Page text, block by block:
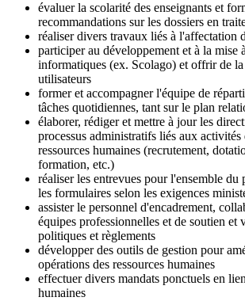
évaluer la scolarité des enseignants et
recommandations sur les dossiers en
réaliser divers travaux liés à l'affectation
participer au développement et à la mise
informatiques (ex. Scolago) et offrir de
utilisateurs
former et accompagner l'équipe de
tâches quotidiennes, tant sur le plan
élaborer, rédiger et mettre à jour les
processus administratifs liés aux activités
ressources humaines (recrutement,
formation, etc.)
réaliser les entrevues pour l'ensemble du
les formulaires selon les exigences
assister le personnel d'encadrement,
équipes professionnelles et de soutien et
politiques et règlements
développer des outils de gestion pour
opérations des ressources humaines
effectuer divers mandats ponctuels en
humaines